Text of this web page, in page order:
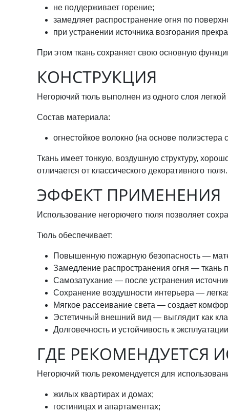
не поддерживает горение;
замедляет распространение огня по
при устранении источника возгорания
При этом ткань сохраняет свою основную
КОНСТРУКЦИЯ
Негорючий тюль выполнен из одного слоя легкой
Состав материала:
огнестойкое волокно (на основе
Ткань имеет тонкую, воздушную структуру,
отличается от классического декоративного тюля.
ЭФФЕКТ ПРИМЕНЕНИЯ
Использование негорючего тюля позволяет
Тюль обеспечивает:
Повышенную пожарную безопасность —
Замедление распространения огня — ткань
Самозатухание — после устранения
Сохранение воздушности интерьера —
Мягкое рассеивание света — создает
Эстетичный внешний вид — выглядит как
Долговечность и устойчивость к
ГДЕ РЕКОМЕНДУЕТСЯ
Негорючий тюль рекомендуется для
жилых квартирах и домах;
гостиницах и апартаментах;